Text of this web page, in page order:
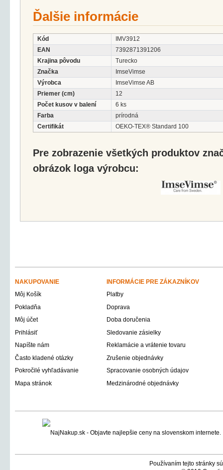
Ďalšie informácie
Kód
IMV3912
EAN
7392871391206
Krajina pôvodu
Turecko
Značka
ImseVimse
Výrobca
ImseVimse AB
Priemer (cm)
12
Počet kusov v balení
6 ks
Farba
prírodná
Certifikát
OEKO-TEX® Standard 100
Pre zobrazenie všetkých produktov
obrázok loga výrobcu:
NAKUPOVANIE
INFORMÁCIE PRE ZÁKAZNÍKOV
Môj Košík
Platby
Pokladňa
Doprava
Môj účet
Doba doručenia
Prihlásiť
Sledovanie zásielky
Napíšte nám
Reklamácie a vrátenie tovaru
Často kladené otázky
Zrušenie objednávky
Pokročilé vyhľadávanie
Spracovanie osobných údajov
Mapa stránok
Medzinárodné objednávky
Používaním tejto stránky